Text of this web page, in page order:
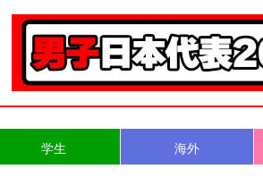
学生 海外